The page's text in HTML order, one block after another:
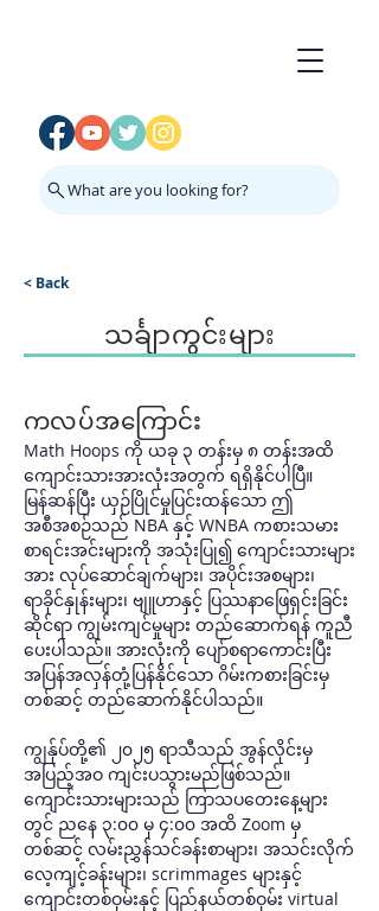
What are you looking for?
< Back
သင်္ချာကွင်းများ
ကလပ်အကြောင်း
Math Hoops ကို ယခု ၃ တန်းမှ ၈ တန်းအထိ
ကျောင်းသားအားလုံးအတွက် ရရှိနိုင်ပါပြီ။
မြန်ဆန်ပြီး ယှဉ်ပြိုင်မှုပြင်းထန်သော ဤ
အစီအစဉ်သည် NBA နှင့် WNBA ကစားသမား
စာရင်းအင်းများကို အသုံးပြု၍ ကျောင်းသားများ
အား လုပ်ဆောင်ချက်များ၊ အပိုင်းအစများ၊
ရာခိုင်နှုန်းများ၊ ဗျူဟာနှင့် ပြဿနာဖြေရှင်းခြင်း
ဆိုင်ရာ ကျွမ်းကျင်မှုများ တည်ဆောက်ရန် ကူညီ
ပေးပါသည်။ အားလုံးကို ပျော်စရာကောင်းပြီး
အပြန်အလှန်တုံ့ပြန်နိုင်သော ဂိမ်းကစားခြင်းမှ
တစ်ဆင့် တည်ဆောက်နိုင်ပါသည်။
ကျွန်ုပ်တို့၏ ၂၀၂၅ ရာသီသည် အွန်လိုင်းမှ
အပြည့်အဝ ကျင်းပသွားမည်ဖြစ်သည်။
ကျောင်းသားများသည် ကြာသပတေးနေ့များ
တွင် ညနေ ၃:၀၀ မှ ၄:၀၀ အထိ Zoom မှ
တစ်ဆင့် လမ်းညွှန်သင်ခန်းစာများ၊ အသင်းလိုက်
လေ့ကျင့်ခန်းများ၊ scrimmages များနှင့်
ကျောင်းတစ်ဝှမ်းနှင့် ပြည်နယ်တစ်ဝှမ်း virtual